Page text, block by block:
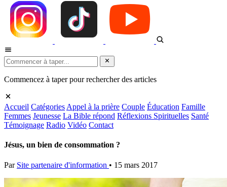
Commencez à taper pour rechercher des articles
Accueil Catégories Appel à la prière Couple Éducation Famille
Femmes Jeunesse La Bible répond Réflexions Spirituelles Santé
Témoignage Radio Vidéo Contact
Jésus, un bien de consommation ?
Par Site partenaire d'information • 15 mars 2017